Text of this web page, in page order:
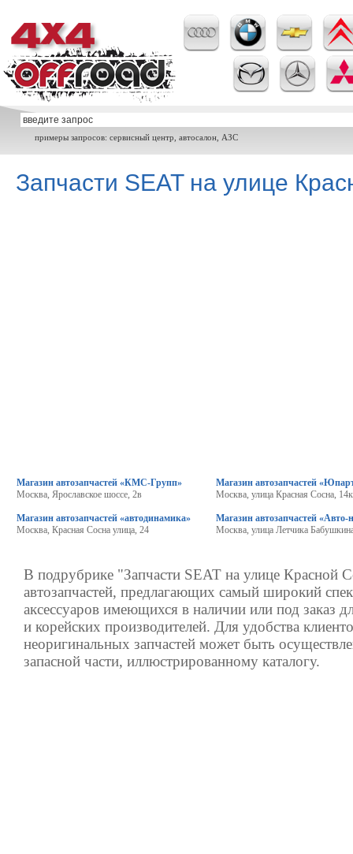
примеры запросов: сервисный центр, автосалон, АЗС
Запчасти SEAT на улице
Магазин автозапчастей «КМС-Групп»
Москва, Ярославское шоссе, 2в
Магазин автозапчастей «автодинамика»
Москва, Красная Сосна улица, 24
Магазин автозапчастей
Москва, улица Красная Сосна,
Магазин автозапчастей «Авто-
Москва, улица Летчика
В подрубрике "Запчасти SEAT на улице Красной
автозапчастей, предлагающих самый широкий
аксессуаров имеющихся в наличии или под заказ
и корейских производителей. Для удобства
неоригинальных запчастей может быть
запасной части, иллюстрированному каталогу.